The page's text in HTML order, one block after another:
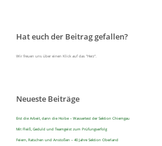
Hat euch der Beitrag gefallen?
Wir freuen uns über einen Klick auf das "Herz".
Neueste Beiträge
Erst die Arbeit, dann die Hoibe – Wassertest der Sektion Chiemgau
Mit Fleiß, Geduld und Teamgeist zum Prüfungserfolg
Feiern, Ratschen und Anstoßen – 40 Jahre Sektion Oberland